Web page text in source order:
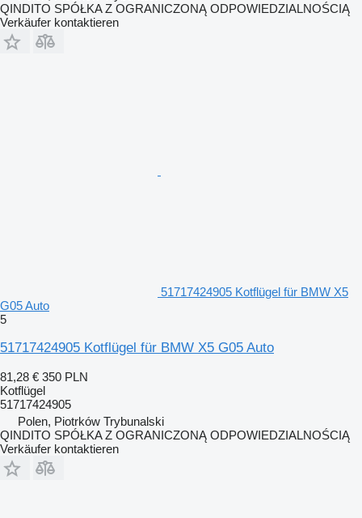
QINDITO SPÓŁKA Z OGRANICZONĄ ODPOWIEDZIALNOŚCIĄ
Verkäufer kontaktieren
51717424905 Kotflügel für BMW X5
G05 Auto
5
51717424905 Kotflügel für BMW X5 G05 Auto
81,28 € 350 PLN
Kotflügel
51717424905
Polen, Piotrków Trybunalski
QINDITO SPÓŁKA Z OGRANICZONĄ ODPOWIEDZIALNOŚCIĄ
Verkäufer kontaktieren